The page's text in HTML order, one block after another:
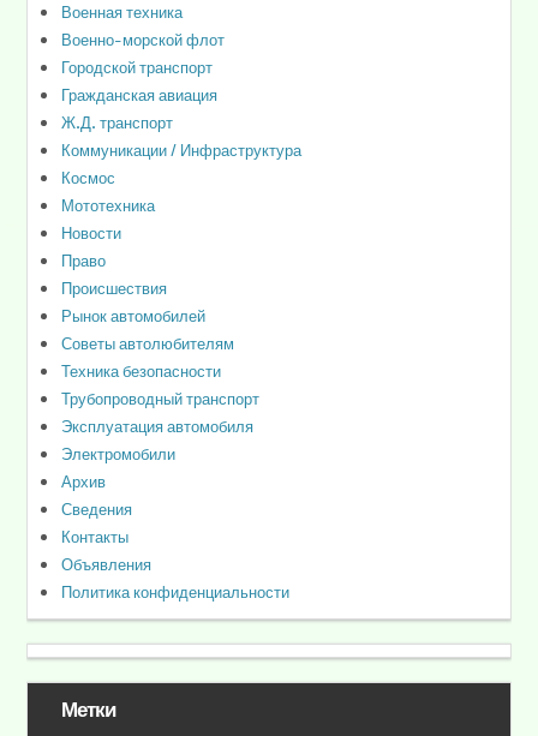
Военная техника
Военно-морской флот
Городской транспорт
Гражданская авиация
Ж.Д. транспорт
Коммуникации / Инфраструктура
Космос
Мототехника
Новости
Право
Происшествия
Рынок автомобилей
Советы автолюбителям
Техника безопасности
Трубопроводный транспорт
Эксплуатация автомобиля
Электромобили
Архив
Сведения
Контакты
Объявления
Политика конфиденциальности
Метки